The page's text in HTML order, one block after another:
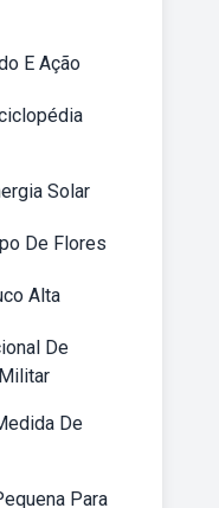
E Ação
Solar
De Flores
Alta
De
De
Para